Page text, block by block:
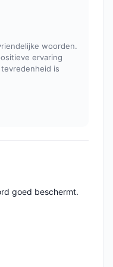
woorden.
ervaring
is
goed beschermt.